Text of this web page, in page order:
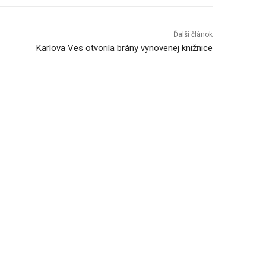
Ďalší článok
Karlova Ves otvorila brány vynovenej knižnice